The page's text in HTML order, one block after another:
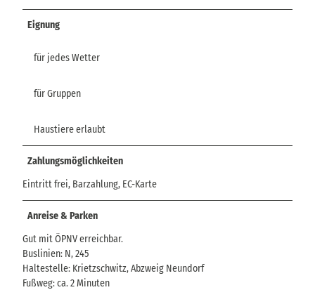
Eignung
für jedes Wetter
für Gruppen
Haustiere erlaubt
Zahlungsmöglichkeiten
Eintritt frei, Barzahlung, EC-Karte
Anreise & Parken
Gut mit ÖPNV erreichbar.
Buslinien: N, 245
Haltestelle: Krietzschwitz, Abzweig Neundorf
Fußweg: ca. 2 Minuten